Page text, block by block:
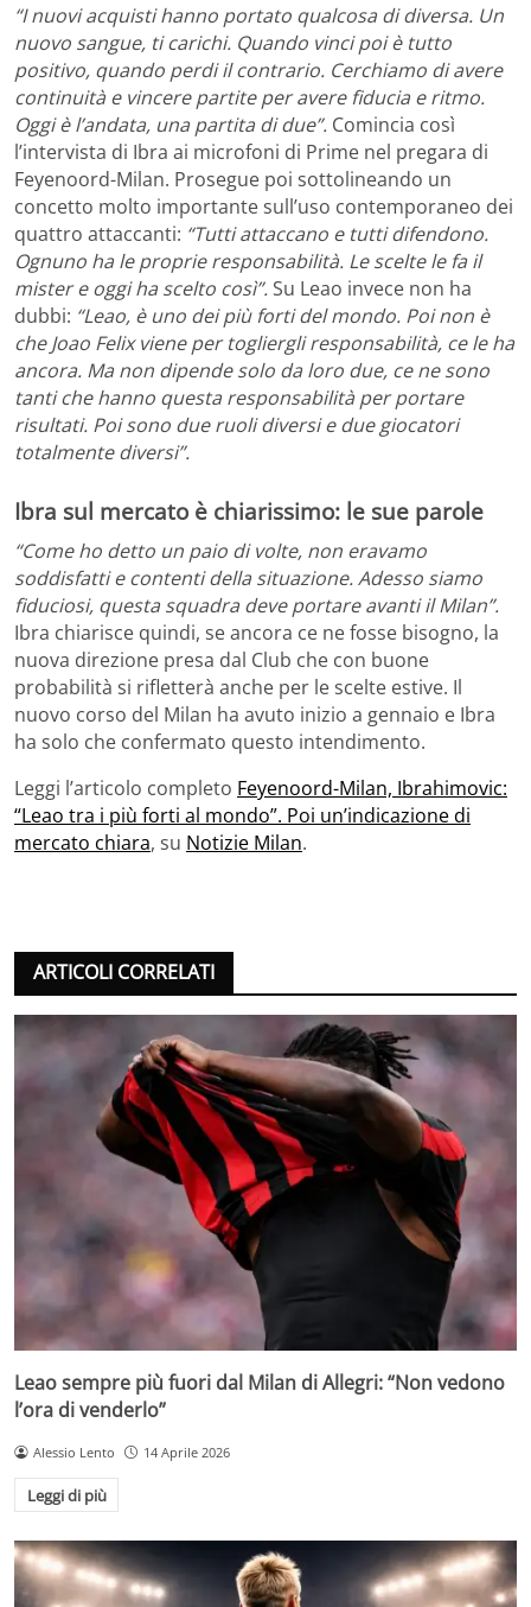
“I nuovi acquisti hanno portato qualcosa di diversa. Un
nuovo sangue, ti carichi. Quando vinci poi è tutto
positivo, quando perdi il contrario. Cerchiamo di avere
continuità e vincere partite per avere fiducia e ritmo.
Oggi è l’andata, una partita di due”. Comincia così
l’intervista di Ibra ai microfoni di Prime nel pregara di
Feyenoord-Milan. Prosegue poi sottolineando un
concetto molto importante sull’uso contemporaneo dei
quattro attaccanti: “Tutti attaccano e tutti difendono.
Ognuno ha le proprie responsabilità. Le scelte le fa il
mister e oggi ha scelto così”.Su Leao invece non ha
dubbi: “Leao, è uno dei più forti del mondo. Poi non è
che Joao Felix viene per togliergli responsabilità, ce le ha
ancora. Ma non dipende solo da loro due, ce ne sono
tanti che hanno questa responsabilità per portare
risultati. Poi sono due ruoli diversi e due giocatori
totalmente diversi”.
Ibra sul mercato è chiarissimo: le sue parole
“Come ho detto un paio di volte, non eravamo
soddisfatti e contenti della situazione. Adesso siamo
fiduciosi, questa squadra deve portare avanti il Milan”.
Ibra chiarisce quindi, se ancora ce ne fosse bisogno, la
nuova direzione presa dal Club che con buone
probabilità si rifletterà anche per le scelte estive. Il
nuovo corso del Milan ha avuto inizio a gennaio e Ibra
ha solo che confermato questo intendimento.
Leggi l’articolo completo Feyenoord-Milan, Ibrahimovic:
“Leao tra i più forti al mondo”. Poi un’indicazione di
mercato chiara, su Notizie Milan.
ARTICOLI CORRELATI
Leao sempre più fuori dal Milan di Allegri: “Non vedono
l’ora di venderlo”
Alessio Lento 14 Aprile 2026
Leggi di più